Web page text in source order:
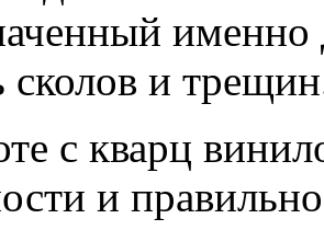
сколов и
с кварц
и